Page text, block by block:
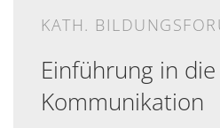
KATH.
Einführung in
Kommunikation